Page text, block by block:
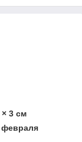
3 см
февраля